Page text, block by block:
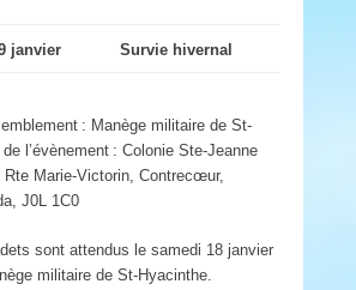
janvier Survie hivernal
: Manège militaire de St-
l’évènement : Colonie Ste-Jeanne
Rte Marie-Victorin, Contrecœur,
J0L 1C0
sont attendus le samedi 18 janvier
militaire de St-Hyacinthe.